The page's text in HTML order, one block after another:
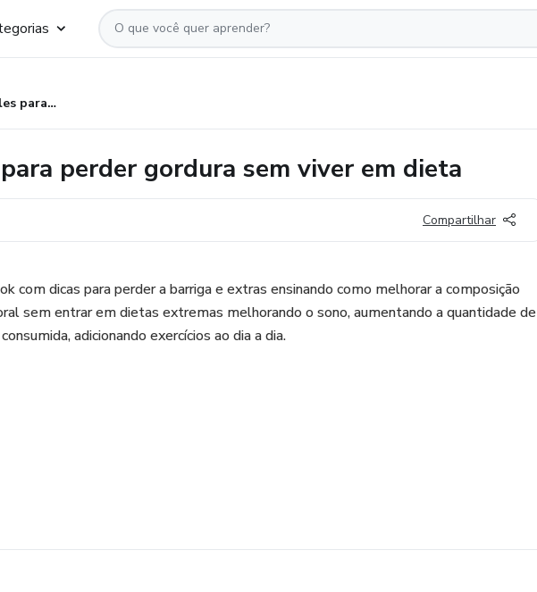
Nutrição simples para perder gordura sem viver em dieta
perder gordura sem viver em dieta
Compartilhar
com dicas para perder a barriga e extras ensinando como melhorar a composição
sem entrar em dietas extremas melhorando o sono, aumentando a quantidade de
adicionando exercícios ao dia a dia.